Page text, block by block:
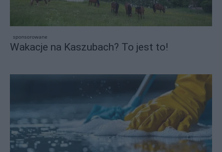
sponsorowane
Wakacje na Kaszubach? To jest to!